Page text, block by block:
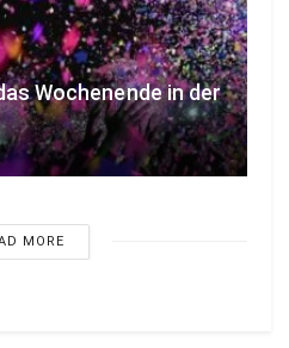
Wochenende in der
MORE